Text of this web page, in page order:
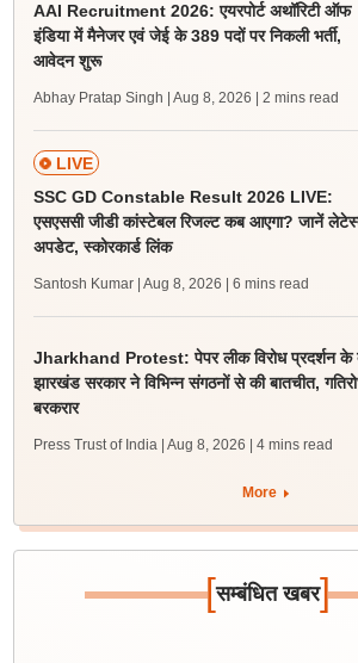
AAI Recruitment 2026: एयरपोर्ट अथॉरिटी ऑफ
इंडिया में मैनेजर एवं जेई के 389 पदों पर निकली भर्ती,
आवेदन शुरू
Abhay Pratap Singh | Aug 8, 2026 | 2 mins read
LIVE
SSC GD Constable Result 2026 LIVE:
एसएससी जीडी कांस्टेबल रिजल्ट कब आएगा? जानें
अपडेट, स्कोरकार्ड लिंक
Santosh Kumar | Aug 8, 2026 | 6 mins read
Jharkhand Protest: पेपर लीक विरोध प्रदर्शन के
झारखंड सरकार ने विभिन्न संगठनों से की बातचीत,
बरकरार
Press Trust of India | Aug 8, 2026 | 4 mins read
More
[सम्बंधित खबर]